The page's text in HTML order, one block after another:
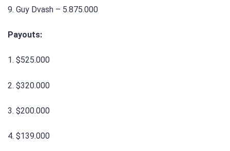
9. Guy Dvash – 5.875.000
Payouts:
1. $525.000
2. $320.000
3. $200.000
4. $139.000